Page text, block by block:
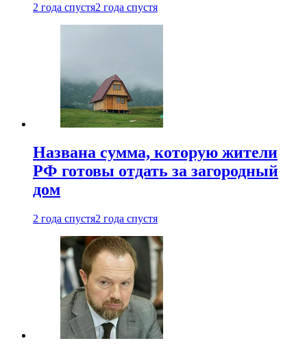
2 года спустя2 года спустя
Названа сумма, которую жители
РФ готовы отдать за загородный
дом
2 года спустя2 года спустя